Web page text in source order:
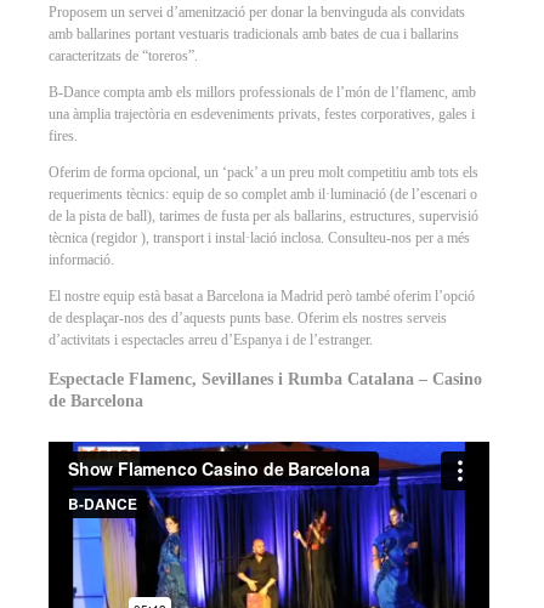
Proposem un servei d’amenització per donar la benvinguda als convidats
amb ballarines portant vestuaris tradicionals amb bates de cua i ballarins
caracteritzats de “toreros”.
B-Dance compta amb els millors professionals de l’món de l’flamenc, amb
una àmplia trajectòria en esdeveniments privats, festes corporatives, gales i
fires.
Oferim de forma opcional, un ‘pack’ a un preu molt competitiu amb tots els
requeriments tècnics: equip de so complet amb il·luminació (de l’escenari o
de la pista de ball), tarimes de fusta per als ballarins, estructures, supervisió
tècnica (regidor ), transport i instal·lació inclosa. Consulteu-nos per a més
informació.
El nostre equip està basat a Barcelona ia Madrid però també oferim l’opció
de desplaçar-nos des d’aquests punts base. Oferim els nostres serveis
d’activitats i espectacles arreu d’Espanya i de l’estranger.
Espectacle Flamenc, Sevillanes i Rumba Catalana – Casino
de Barcelona